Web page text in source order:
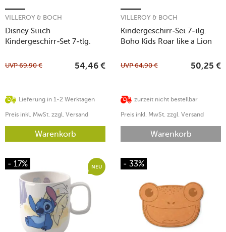
Disney Stitch
Kindergeschirr-Set 7-tlg.
VILLEROY & BOCH
Lieferung in 1-2 Werktagen
UVP69,90 € 54,46 €
Preis inkl. MwSt. zzgl. Versand
Warenkorb
Kindergeschirr-Set 7-tlg.
Boho Kids Roar like a Lion
VILLEROY & BOCH
zurzeit nicht bestellbar
UVP64,90 € 50,25 €
Preis inkl. MwSt. zzgl. Versand
Warenkorb
- 17% NEU - 33%